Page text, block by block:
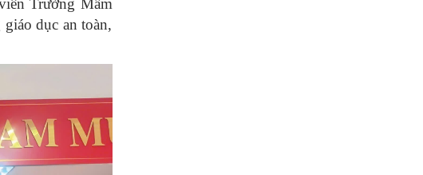
Trường Mầm
dục an toàn,